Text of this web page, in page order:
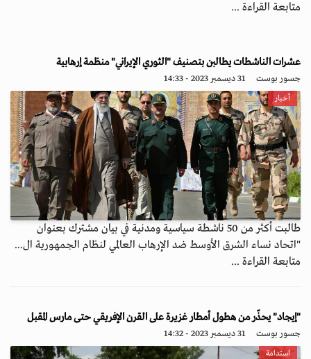
متابعة القراءة ...
عشرات الناشطات يطالبن بتصنيف "الثوري الإيراني" منظمة إرهابية
جسور بوست 31 ديسمبر 2023 - 14:33
أخبار
طالبت أكثر من 50 ناشطة سياسية ومدنية في بيان مشترك بعنوان
"اتحاد نساء الشرق الأوسط ضد الإرهاب العالمي لنظام الجمهورية ال...
متابعة القراءة ...
"إيجاد" يحذّر من هطول أمطار غزيرة على القرن الإفريقي حتى مارس المقبل
جسور بوست 31 ديسمبر 2023 - 14:32
استدامة